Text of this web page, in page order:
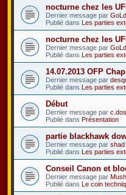
nocturne chez les
Dernier message par
Publié dans Les parties
nocturne chez les
Dernier message par
Publié dans Les parties
14.07.2013 OFP
Dernier message par
Publié dans Les parties
Début
Dernier message par
Publié dans Présentation
partie blackhawk
Dernier message par shad
Publié dans Les parties
Conseil Canon et
Dernier message par
Publié dans Le coin